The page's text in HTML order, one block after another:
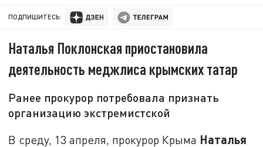
ПОДПИШИТЕСЬ:
Наталья Поклонская приостановила
деятельность меджлиса крымских татар
Ранее прокурор потребовала признать
организацию экстремистской
В среду, 13 апреля, прокурор Крыма Наталья